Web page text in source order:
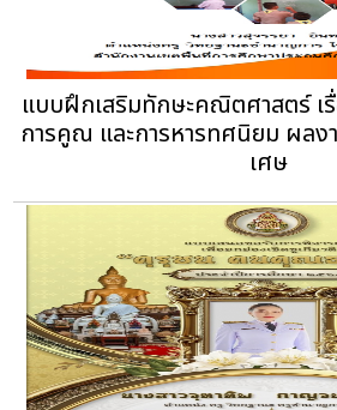
แบบฝึกเสริมทักษะคณิตศาสตร์ เ
การคูณ และการหารทศนิยม ผลง
เศษ